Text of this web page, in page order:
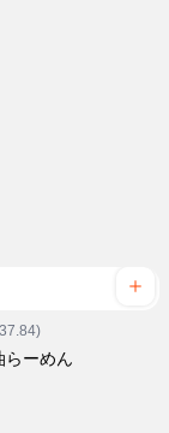
らーめん